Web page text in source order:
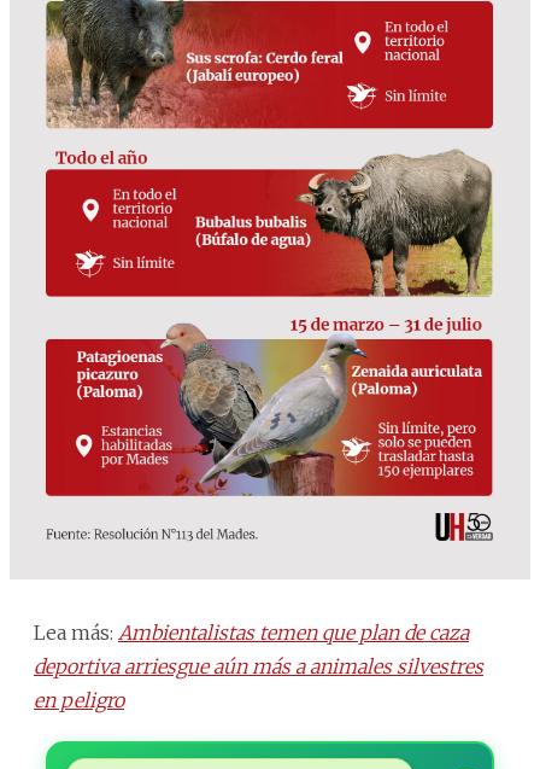
Lea más: Ambientalistas temen que plan de caza
deportiva arriesgue aún más a animales silvestres
en peligro